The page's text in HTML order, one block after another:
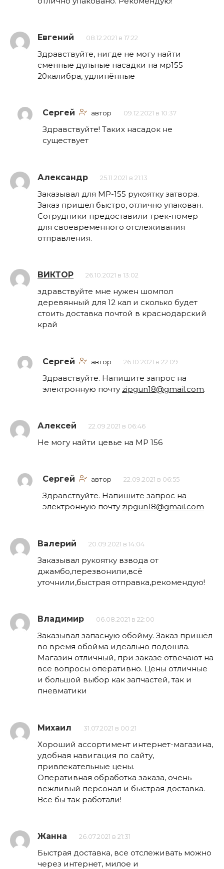
Евгений 08.12.2021 в 17:22
Здравствуйте, нигде не могу найти
сменные дульные насадки на мр155
20калибра, удлинённые
Сергей автор 09.12.2021 в 10:37
Здравствуйте! Таких насадок не
существует
Александр 25.11.2021 в 21:13
Заказывал для МР-155 рукоятку затвора.
Заказ пришел быстро, отлично упакован.
Сотрудники предоставили трек-номер
для своевременного отслеживания
отправления.
ВИКТОР 26.10.2021 в 13:02
здравствуйте мне нужен шомпол
деревянный для 12 кал и сколько будет
стоить доставка почтой в краснодарский
край
Сергей автор 26.10.2021 в 22:09
Здравствуйте. Напишите запрос на
электронную почту zipgun18@gmail.com.
Алексей 22.09.2021 в 06:46
Не могу найти цевье на МР 156
Сергей автор 22.09.2021 в 06:55
Здравствуйте. Напишите запрос на
электронную почту zipgun18@gmail.com
Валерий 20.09.2021 в 14:04
Заказывал рукоятку взвода от
джамбо,перезвонили,всё
уточнили,быстрая отправка,рекомендую!
Владимир 06.08.2021 в 22:00
Заказывал запасную обойму. Заказ пришёл
во время обойма идеально подошла.
Магазин отличный, при заказе отвечают на
все вопросы оперативно. Цены отличные
и большой выбор как запчастей, так и
пневматики
Михаил 31.07.2021 в 00:21
Хороший ассортимент интернет-магазина,
удобная навигация по сайту,
привлекательные цены.
Оперативная обработка заказа, очень
вежливый персонал и быстрая доставка.
Все бы так работали!
Жанна 26.07.2021 в 21:31
Быстрая доставка, все отслеживать можно
через интернет, милое и